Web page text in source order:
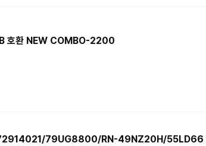
호환 NEW COMBO-2200
79UG8800/RN-49NZ20H/55LD66